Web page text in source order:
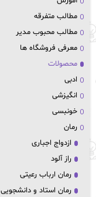
مطالب متفرقه
مطالب محبوب مدیر
معرفی فروشگاه ها
محصولات
ادبی
انگیزشی
خونبسی
رمان
ازدواج اجباری
راز آلود
رمان ارباب رعیتی
رمان استاد و دانشجویی